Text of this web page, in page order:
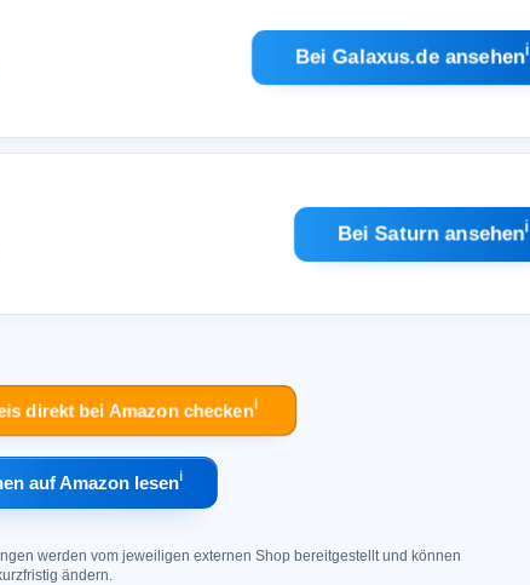
Bei Galaxus.de ansehenℹ︎
Bei Saturn ansehenℹ︎
direkt bei Amazon checkenℹ︎
auf Amazon lesenℹ︎
werden vom jeweiligen externen Shop bereitgestellt und können
ändern.